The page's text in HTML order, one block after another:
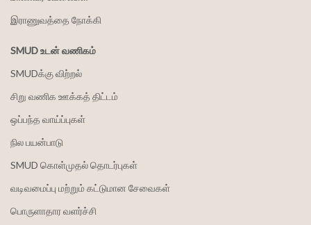
இராணுவத்தை நோக்கி
SMUD உடன் வணிகம்
SMUDக்கு விற்றல்
சிறு வணிக ஊக்கத் திட்டம்
ஒப்பந்த வாய்ப்புகள்
நில பயன்பாடு
SMUD கொள்முதல் தொடர்புகள்
வடிவமைப்பு மற்றும் கட்டுமான சேவைகள்
பொருளாதார வளர்ச்சி